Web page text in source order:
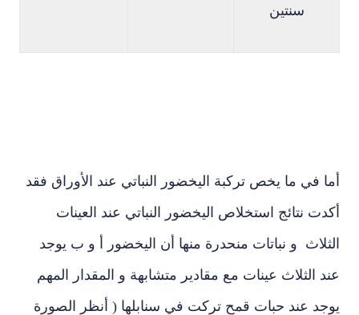
سنتين
في ما يخص تركبة اليخضور النباتي عند الأوراق فقد
نتائج استخلاص اليخضور النباتي عند العينات
و نباتات منحدرة منها أن اليخضور أ و ب يوجد
الثلاث عينات مع مقادير متشابهة و المقدار المهم
عند حبات قمح تركت في سنابلها ( أنظر الصورة